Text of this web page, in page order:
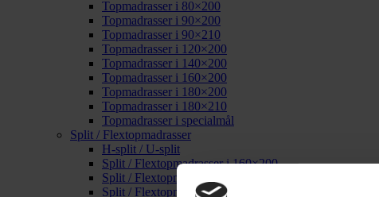
Topmadrasser i 80×200
Topmadrasser i 90×200
Topmadrasser i 90×210
Topmadrasser i 120×200
Topmadrasser i 140×200
Topmadrasser i 160×200
Topmadrasser i 180×200
Topmadrasser i 180×210
Topmadrasser i specialmål
Split / Flextopmadrasser
H-split / U-split
Split / Flextopmadrasser i 160×200
Split / Flextopmadrasser i 180×200
Split / Flextopmadrasser i 180×210